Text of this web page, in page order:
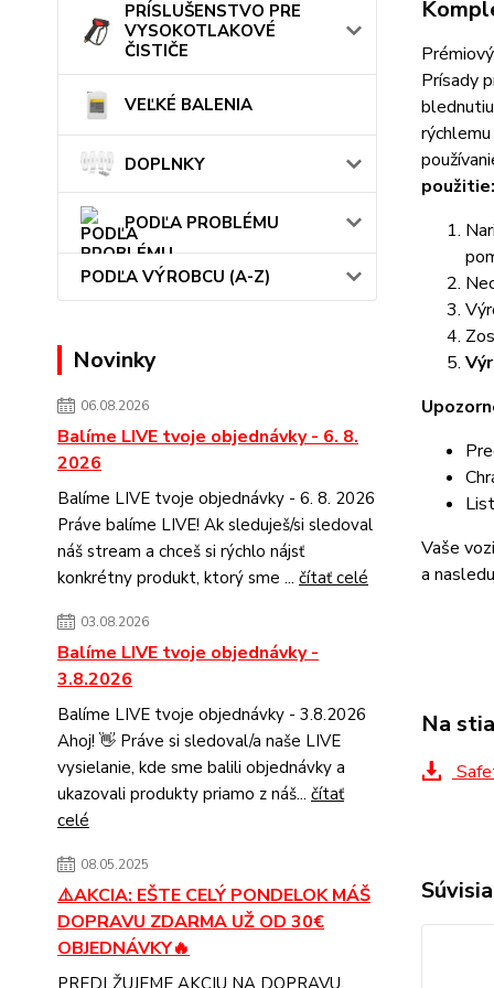
PRÍSLUŠENSTVO PRE
VYSOKOTLAKOVÉ
ČISTIČE
VEĽKÉ BALENIA
DOPLNKY
PODĽA PROBLÉMU
PODĽA VÝROBCU (A-Z)
Novinky
06.08.2026
Balíme LIVE tvoje objednávky - 6. 8.
2026
Balíme LIVE tvoje objednávky - 6. 8. 2026
Práve balíme LIVE! Ak sleduješ/si sledoval
náš stream a chceš si rýchlo nájsť
konkrétny produkt, ktorý sme ... čítať celé
03.08.2026
Balíme LIVE tvoje objednávky -
3.8.2026
Balíme LIVE tvoje objednávky - 3.8.2026
Ahoj! 👋 Práve si sledoval/a naše LIVE
vysielanie, kde sme balili objednávky a
ukazovali produkty priamo z náš... čítať
celé
08.05.2025
⚠️AKCIA: EŠTE CELÝ PONDELOK MÁŠ
DOPRAVU ZDARMA UŽ OD 30€
OBJEDNÁVKY🔥
Prísady
použitie:
Vaše
a
Na